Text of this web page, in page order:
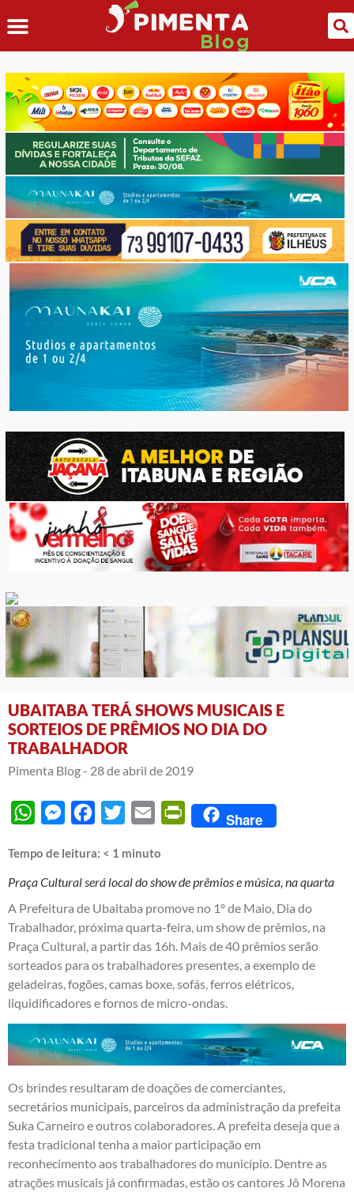
UBAITABA TERÁ SHOWS MUSICAIS E
SORTEIOS DE PRÊMIOS NO DIA DO
TRABALHADOR
Pimenta Blog - 28 de abril de 2019
WhatsAppMessengerFacebook
Twitter Email PrintFriendly
Share
Tempo de leitura: < 1 minuto
Praça Cultural será local do show de prêmios e música, na quarta
A Prefeitura de Ubaitaba promove no 1º de Maio, Dia do
Trabalhador, próxima quarta-feira, um show de prêmios, na
Praça Cultural, a partir das 16h. Mais de 40 prêmios serão
sorteados para os trabalhadores presentes, a exemplo de
geladeiras, fogões, camas boxe, sofás, ferros elétricos,
liquidificadores e fornos de micro-ondas.
Os brindes resultaram de doações de comerciantes,
secretários municipais, parceiros da administração da prefeita
Suka Carneiro e outros colaboradores. A prefeita deseja que a
festa tradicional tenha a maior participação em
reconhecimento aos trabalhadores do município. Dentre as
atrações musicais já confirmadas, estão os cantores Jô Morena